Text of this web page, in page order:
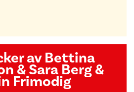
av Bettina
& Sara Berg &
Frimodig